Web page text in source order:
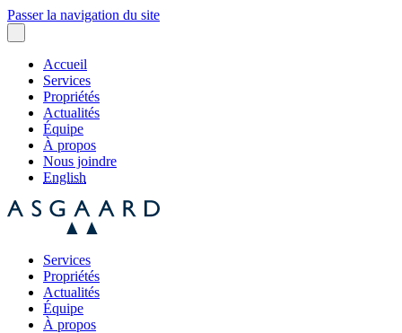
Passer la navigation du site
Accueil
Services
Propriétés
Actualités
Équipe
À propos
Nous joindre
English
Services
Propriétés
Actualités
Équipe
À propos